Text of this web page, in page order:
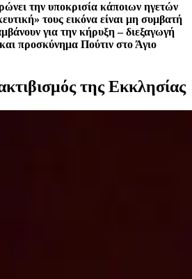
την υποκρισία κάποιων ηγετών
τους εικόνα είναι μη συμβατή
για την κήρυξη – διεξαγωγή
προσκύνημα Πούτιν στο Άγιο
της Εκκλησίας